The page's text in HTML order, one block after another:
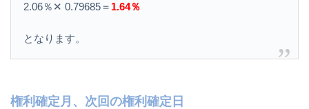
2.06％✕ 0.79685＝ 1.64％
となります。
権利確定月、次回の権利確定日